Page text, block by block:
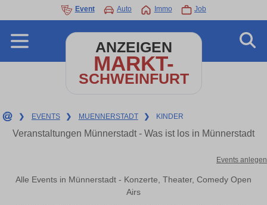
Event Auto Immo Job
ANZEIGEN
MARKT-
SCHWEINFURT
❯ EVENTS ❯ MUENNERSTADT ❯ KINDER
Veranstaltungen Münnerstadt - Was ist los in Münnerstadt
Events anlegen
Alle Events in Münnerstadt - Konzerte, Theater, Comedy Open
Airs